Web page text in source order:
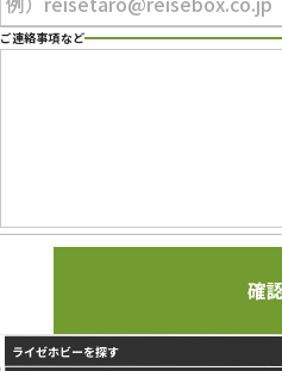
ご連絡事項など
ライゼホビーを探す